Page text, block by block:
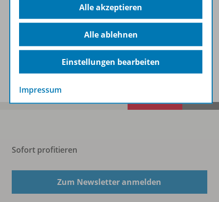
Spar-Pakete
Sofort profitieren
Zum Newsletter anmelden
Alle akzeptieren
Alle ablehnen
Einstellungen bearbeiten
Impressum